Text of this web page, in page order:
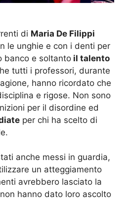
di Maria De Filippi
le unghie e con i denti per
banco e soltanto il talento
tutti i professori, durante
hanno ricordato che
e rigose. Non sono
per il disordine ed
per chi ha scelto di
anche messi in guardia,
un atteggiamento
avrebbero lasciato la
hanno dato loro ascolto